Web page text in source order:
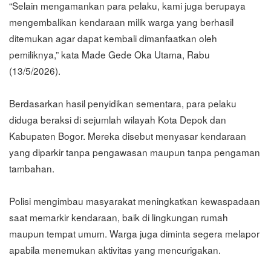
“Selain mengamankan para pelaku, kami juga berupaya
mengembalikan kendaraan milik warga yang berhasil
ditemukan agar dapat kembali dimanfaatkan oleh
pemiliknya,” kata Made Gede Oka Utama, Rabu
(13/5/2026).
Berdasarkan hasil penyidikan sementara, para pelaku
diduga beraksi di sejumlah wilayah Kota Depok dan
Kabupaten Bogor. Mereka disebut menyasar kendaraan
yang diparkir tanpa pengawasan maupun tanpa pengaman
tambahan.
Polisi mengimbau masyarakat meningkatkan kewaspadaan
saat memarkir kendaraan, baik di lingkungan rumah
maupun tempat umum. Warga juga diminta segera melapor
apabila menemukan aktivitas yang mencurigakan.